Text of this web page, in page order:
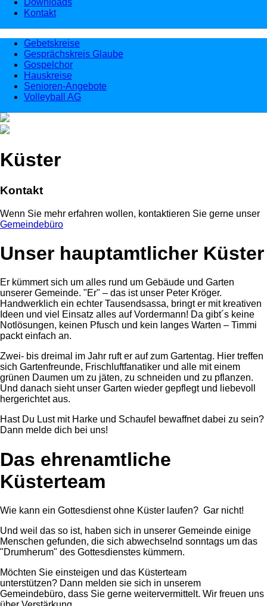
Downloads
Kontakt
Gebetskreise
Gesprächskreis Glaube
Gospelchor
Hauskreise
Senioren-Angebote
Volleyball AG
Küster
Kontakt
Wenn Sie mehr erfahren wollen, kontaktieren Sie gerne unser
Gemeindebüro
Unser hauptamtlicher Küster
Er kümmert sich um alles rund um Gebäude und Garten
unserer Gemeinde. "Er" – das ist unser Peter Kröger.
Handwerklich ein echter Tausendsassa, bringt er mit kreativen
Ideen und viel Einsatz alles auf Vordermann! Da gibt´s keine
Notlösungen, keinen Pfusch und kein langes Warten – Timmi
packt einfach an.
Zwei- bis dreimal im Jahr ruft er auf zum Gartentag. Hier treffen
sich Gartenfreunde, Frischluftfanatiker und alle mit einem
grünen Daumen um zu jäten, zu schneiden und zu pflanzen.
Und danach sieht unser Garten wieder gepflegt und liebevoll
hergerichtet aus.
Hast Du Lust mit Harke und Schaufel bewaffnet dabei zu sein?
Dann melde dich bei uns!
Das ehrenamtliche
Küsterteam
Wie kann ein Gottesdienst ohne Küster laufen? Gar nicht!
Und weil das so ist, haben sich in unserer Gemeinde einige
Menschen gefunden, die sich abwechselnd sonntags um das
"Drumherum" des Gottesdienstes kümmern.
Möchten Sie einsteigen und das Küsterteam
unterstützen? Dann melden sie sich in unserem
Gemeindebüro, dass Sie gerne weitervermittelt. Wir freuen uns